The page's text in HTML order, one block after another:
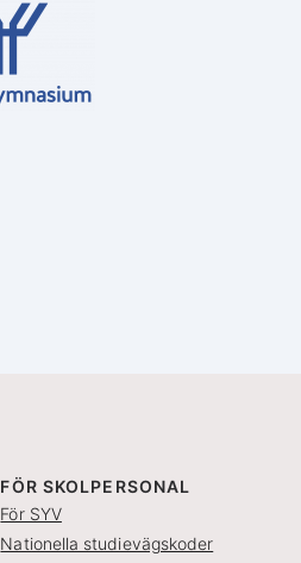
FÖR SKOLPERSONAL
För SYV
Nationella studievägskoder